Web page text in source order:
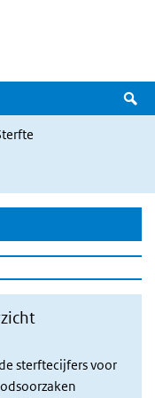
sterftecijfers voor